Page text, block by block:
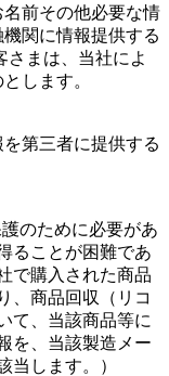
前その他必要な情
関に情報提供する
さまは、当社によ
します。
第三者に提供する
のために必要があ
ることが困難であ
で購入された商品
、商品回収（リコ
て、当該商品等に
を、当該製造メー
当します。）